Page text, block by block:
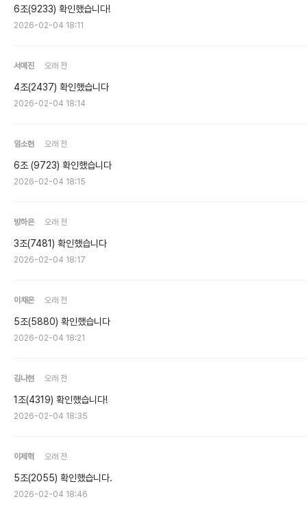
6조(9233) 확인했습니다!
2026-02-04 18:11
서예진 오래 전
4조(2437) 확인했습니다
2026-02-04 18:14
임소현 오래 전
6조 (9723) 확인했습니다
2026-02-04 18:15
방하은 오래 전
3조(7481) 확인했습니다
2026-02-04 18:17
이채은 오래 전
5조(5880) 확인했습니다
2026-02-04 18:21
김나현 오래 전
1조(4319) 확인했습니다!
2026-02-04 18:35
이제혁 오래 전
5조(2055) 확인했습니다.
2026-02-04 18:46